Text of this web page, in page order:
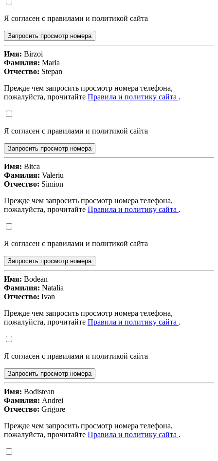
Я согласен с правилами и политикой сайта
Запросить просмотр номера
Имя: Birzoi
Фамилия: Maria
Отчество: Stepan
Прежде чем запросить просмотр номера телефона,
пожалуйста, прочитайте Правила и политику сайта .
Я согласен с правилами и политикой сайта
Запросить просмотр номера
Имя: Bitca
Фамилия: Valeriu
Отчество: Simion
Прежде чем запросить просмотр номера телефона,
пожалуйста, прочитайте Правила и политику сайта .
Я согласен с правилами и политикой сайта
Запросить просмотр номера
Имя: Bodean
Фамилия: Natalia
Отчество: Ivan
Прежде чем запросить просмотр номера телефона,
пожалуйста, прочитайте Правила и политику сайта .
Я согласен с правилами и политикой сайта
Запросить просмотр номера
Имя: Bodistean
Фамилия: Andrei
Отчество: Grigore
Прежде чем запросить просмотр номера телефона,
пожалуйста, прочитайте Правила и политику сайта .